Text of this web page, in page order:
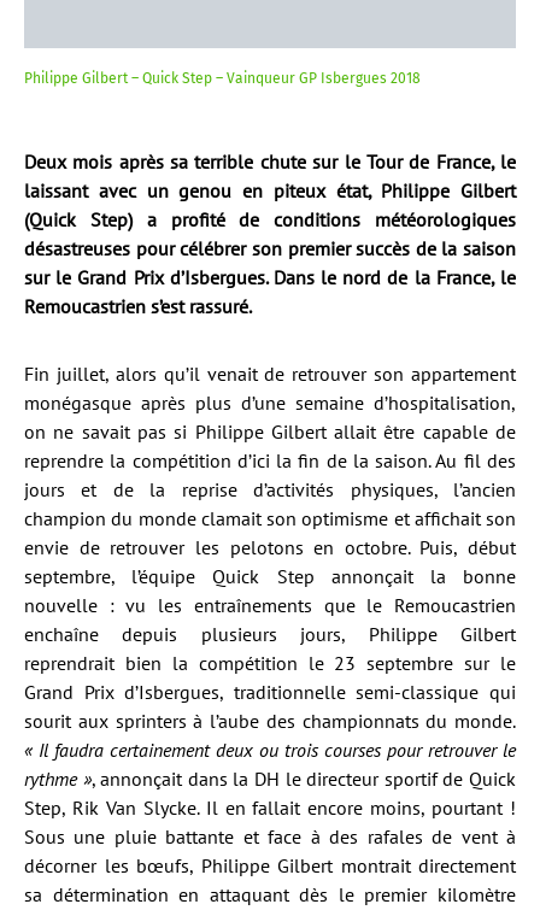
Philippe Gilbert – Quick Step – Vainqueur GP Isbergues 2018
Deux mois après sa terrible chute sur le Tour de France, le
laissant avec un genou en piteux état, Philippe Gilbert
(Quick Step) a profité de conditions météorologiques
désastreuses pour célébrer son premier succès de la saison
sur le Grand Prix d’Isbergues. Dans le nord de la France, le
Remoucastrien s’est rassuré.
Fin juillet, alors qu’il venait de retrouver son appartement
monégasque après plus d’une semaine d’hospitalisation,
on ne savait pas si Philippe Gilbert allait être capable de
reprendre la compétition d’ici la fin de la saison. Au fil des
jours et de la reprise d’activités physiques, l’ancien
champion du monde clamait son optimisme et affichait son
envie de retrouver les pelotons en octobre. Puis, début
septembre, l’équipe Quick Step annonçait la bonne
nouvelle : vu les entraînements que le Remoucastrien
enchaîne depuis plusieurs jours, Philippe Gilbert
reprendrait bien la compétition le 23 septembre sur le
Grand Prix d’Isbergues, traditionnelle semi-classique qui
sourit aux sprinters à l’aube des championnats du monde.
« Il faudra certainement deux ou trois courses pour retrouver le
rythme », annonçait dans la DH le directeur sportif de Quick
Step, Rik Van Slycke. Il en fallait encore moins, pourtant !
Sous une pluie battante et face à des rafales de vent à
décorner les bœufs, Philippe Gilbert montrait directement
sa détermination en attaquant dès le premier kilomètre